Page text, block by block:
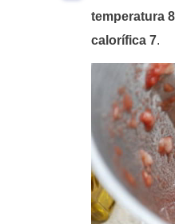
temperatura
calorífica 7.